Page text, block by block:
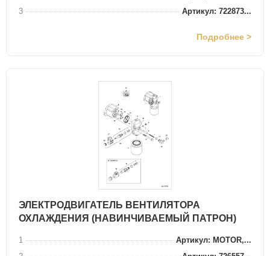
3
Артикул: 722873...
Подробнее >
ЭЛЕКТРОДВИГАТЕЛЬ ВЕНТИЛЯТОРА
ОХЛАЖДЕНИЯ (НАВИНЧИВАЕМЫЙ ПАТРОН)
1
Артикул: MOTOR,...